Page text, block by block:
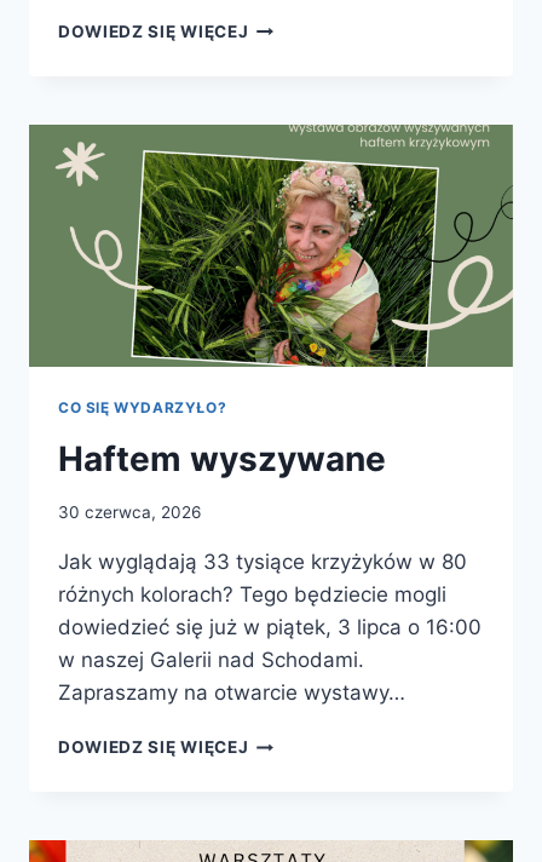
DOWIEDZ SIĘ WIĘCEJ WARSZTATY
I
DOROSŁYCH
CO SIĘ WYDARZYŁO?
Haftem wyszywane
30 czerwca, 2026
Jak wyglądają 33 tysiące krzyżyków w 80
różnych kolorach? Tego będziecie mogli
dowiedzieć się już w piątek, 3 lipca o 16:00
w naszej Galerii nad Schodami.
Zapraszamy na otwarcie wystawy…
DOWIEDZ SIĘ WIĘCEJ HAFTEM